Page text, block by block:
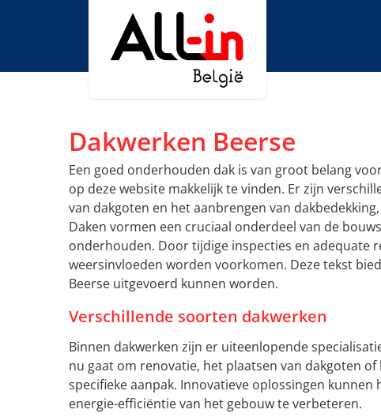
Dakwerken Beerse
Een goed onderhouden dak is van groot belang
op deze website makkelijk te vinden. Er zijn
van dakgoten en het aanbrengen van
Daken vormen een cruciaal onderdeel van de
onderhouden. Door tijdige inspecties en adequate
weersinvloeden worden voorkomen. Deze tekst
Beerse uitgevoerd kunnen worden.
Verschillende soorten dakwerken
Binnen dakwerken zijn er uiteenlopende
nu gaat om renovatie, het plaatsen van dakgoten
specifieke aanpak. Innovatieve oplossingen
energie-efficiëntie van het gebouw te verbeteren.